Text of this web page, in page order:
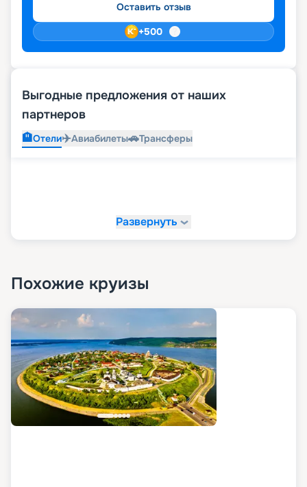
Оставить отзыв
+500
Выгодные предложения от наших
партнеров
🏨Отели✈️Авиабилеты🚗Трансферы
Развернуть
Похожие круизы